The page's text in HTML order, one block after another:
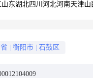
山东湖北四川 河北河南天津山
衡阳市 石鼓区